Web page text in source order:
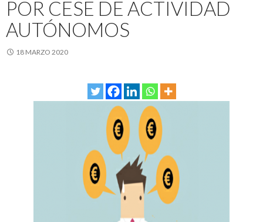
POR CESE DE ACTIVIDAD
AUTÓNOMOS
18 MARZO 2020